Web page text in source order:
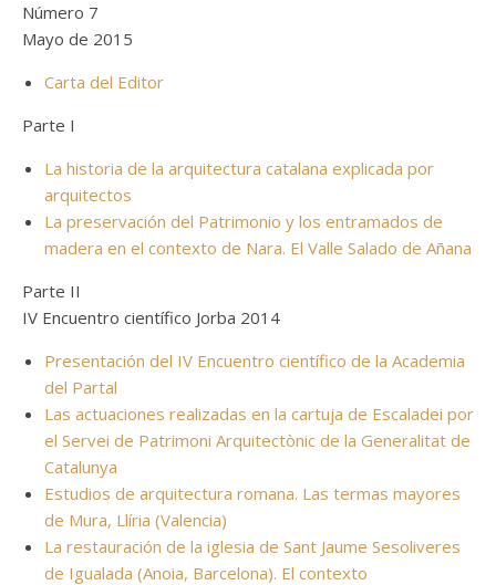
Número 7
Mayo de 2015
Carta del Editor
Parte I
La historia de la arquitectura catalana explicada por
arquitectos
La preservación del Patrimonio y los entramados de
madera en el contexto de Nara. El Valle Salado de Añana
Parte II
IV Encuentro científico Jorba 2014
Presentación del IV Encuentro científico de la Academia
del Partal
Las actuaciones realizadas en la cartuja de Escaladei por
el Servei de Patrimoni Arquitectònic de la Generalitat de
Catalunya
Estudios de arquitectura romana. Las termas mayores
de Mura, Llíria (Valencia)
La restauración de la iglesia de Sant Jaume Sesoliveres
de Igualada (Anoia, Barcelona). El contexto